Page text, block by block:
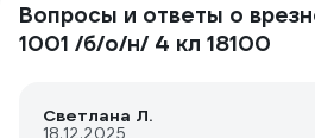
Вопросы и ответы о
1001 /б/о/н/ 4 кл 18100
Светлана Л.